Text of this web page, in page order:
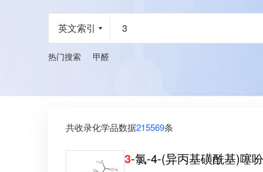
英文索引
热门搜索 甲醛
共收录化学品数据215569条
3-氯-4-(异丙基磺酰基)噻